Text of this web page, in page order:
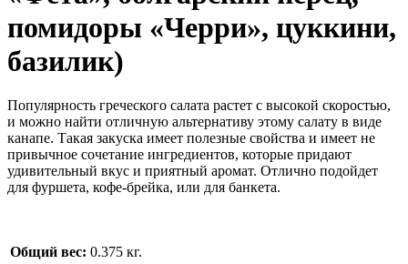
помидоры «Черри», цуккини,
базилик)
Популярность греческого салата растет с высокой скоростью,
и можно найти отличную альтернативу этому салату в виде
канапе. Такая закуска имеет полезные свойства и имеет не
привычное сочетание ингредиентов, которые придают
удивительный вкус и приятный аромат. Отлично подойдет
для фуршета, кофе-брейка, или для банкета.
Общий вес: 0.375 кг.